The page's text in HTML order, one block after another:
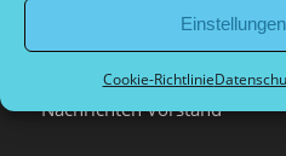
Cookie-Richtlinie
Nachrichten Sport
Nachrichten Vorstand